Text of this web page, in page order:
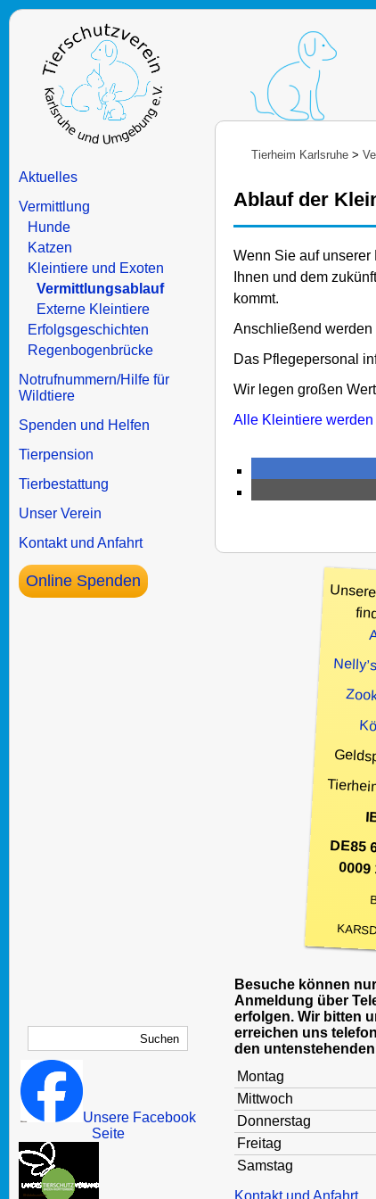
Aktuelles
Vermittlung
Hunde
Katzen
Kleintiere und Exoten
Vermittlungsablauf
Externe Kleintiere
Erfolgsgeschichten
Regenbogenbrücke
Notrufnummern/Hilfe für
Wildtiere
Spenden und Helfen
Tierpension
Tierbestattung
Unser Verein
Kontakt und Anfahrt
Online Spenden
Unsere Facebook
Seite
Tierheim Karlsruhe >
Ablauf der
Wenn Sie auf
Ihnen und dem
kommt.
Anschließend werden
Das Pflegepersonal
Wir legen großen
Alle Kleintiere
DE85
0009
Besuche können
Anmeldung über
erfolgen. Wir bitten
erreichen uns
den
Montag
Mittwoch
Donnerstag
Freitag
Samstag
Kontakt und Anfahrt